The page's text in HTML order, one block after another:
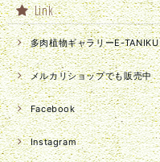
Link
多肉植物ギャラリーE-TANIKU
メルカリショップでも販売中
Facebook
Instagram